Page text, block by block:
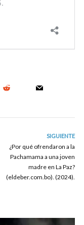
SIGUIENTE
¿Por qué ofrendaron a la
Pachamama a una joven
madre en La Paz?
(eldeber.com.bo). (2024).